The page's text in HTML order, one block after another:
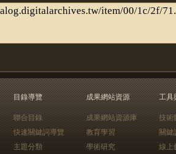
目錄導覽
聯合目錄
快速關鍵詞導覽
主題分類
成果網站資源
成果網站資源庫
教育學習
學術研究
工具
技術
關鍵
線上